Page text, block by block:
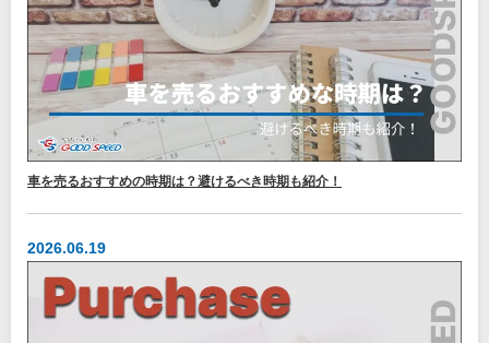
車を売るおすすめの時期は？避けるべき時期も紹介！
2026.06.19